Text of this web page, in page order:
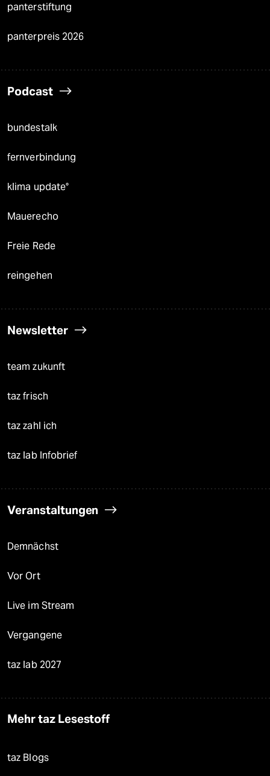
panterstiftung
panterpreis 2026
Podcast
bundestalk
fernverbindung
klima update°
Mauerecho
Freie Rede
reingehen
Newsletter
team zukunft
taz frisch
taz zahl ich
taz lab Infobrief
Veranstaltungen
Demnächst
Vor Ort
Live im Stream
Vergangene
taz lab 2027
Mehr taz Lesestoff
taz Blogs